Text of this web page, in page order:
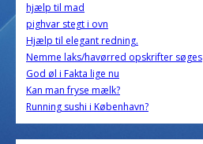
hjælp til mad
pighvar stegt i ovn
Hjælp til elegant redning.
Nemme laks/havørred opskrifter søges
God øl i Fakta lige nu
Kan man fryse mælk?
Running sushi i København?